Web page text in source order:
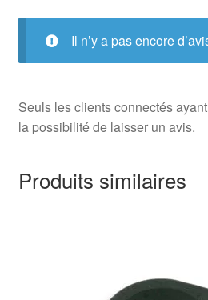
Il n’y a pas encore
Seuls les clients connectés
la possibilité de laisser un avis.
Produits similaires